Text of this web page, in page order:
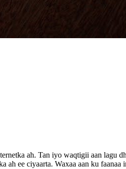
ah. Tan iyo waqtigii aan lagu
ee ciyaarta. Waxaa aan ku